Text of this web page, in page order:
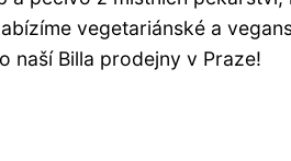
vegetariánské a
Billa prodejny v Praze!